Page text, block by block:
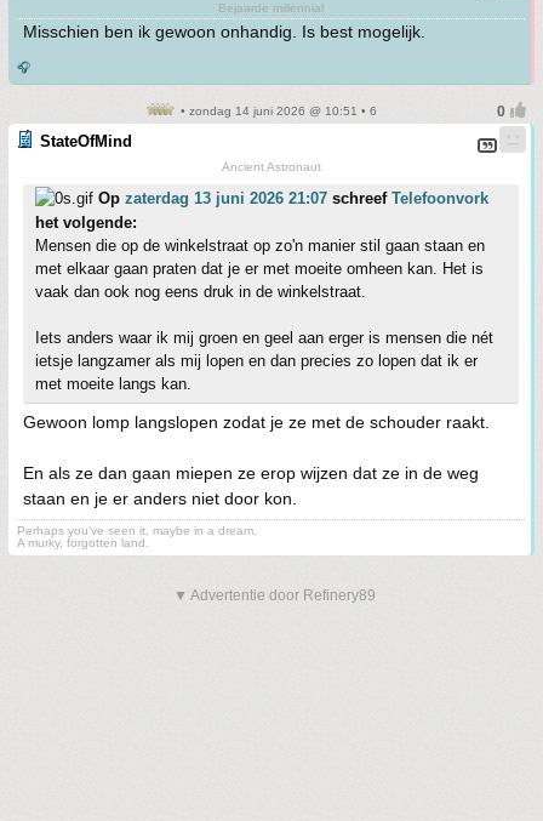
Bejaarde millennial
Misschien ben ik gewoon onhandig. Is best mogelijk.
🎧
• zondag 14 juni 2026 @ 10:51 • 6
StateOfMind
Ancient Astronaut
Op zaterdag 13 juni 2026 21:07 schreef Telefoonvork
het volgende:
Mensen die op de winkelstraat op zo'n manier stil gaan staan en
met elkaar gaan praten dat je er met moeite omheen kan. Het is
vaak dan ook nog eens druk in de winkelstraat.
Iets anders waar ik mij groen en geel aan erger is mensen die nét
ietsje langzamer als mij lopen en dan precies zo lopen dat ik er
met moeite langs kan.
Gewoon lomp langslopen zodat je ze met de schouder raakt.
En als ze dan gaan miepen ze erop wijzen dat ze in de weg
staan en je er anders niet door kon.
Perhaps you've seen it, maybe in a dream.
A murky, forgotten land.
▼ Advertentie door Refinery89